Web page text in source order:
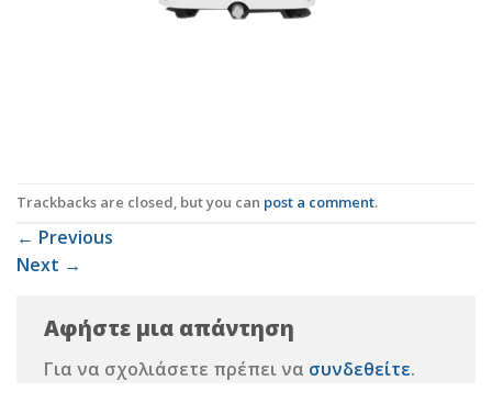
Trackbacks are closed, but you can post a comment.
← Previous
Next →
Αφήστε μια απάντηση
Για να σχολιάσετε πρέπει να συνδεθείτε.